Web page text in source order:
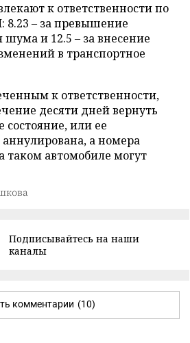
к ответственности по
8.23 – за превышение
и 12.5 – за внесение
в транспортное
к ответственности,
десяти дней вернуть
или ее
а номера
таком автомобиле могут
Подписывайтесь на наши
каналы
комментарии (10)